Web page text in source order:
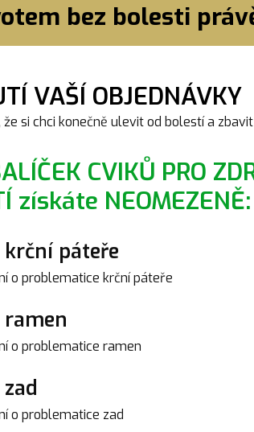
bez bolesti
VAŠÍ OBJEDNÁVKY
si chci konečně ulevit od bolestí a zbavit
CVIKŮ PRO
získáte NEOMEZENĚ:
páteře
o problematice krční páteře
o problematice ramen
o problematice zad